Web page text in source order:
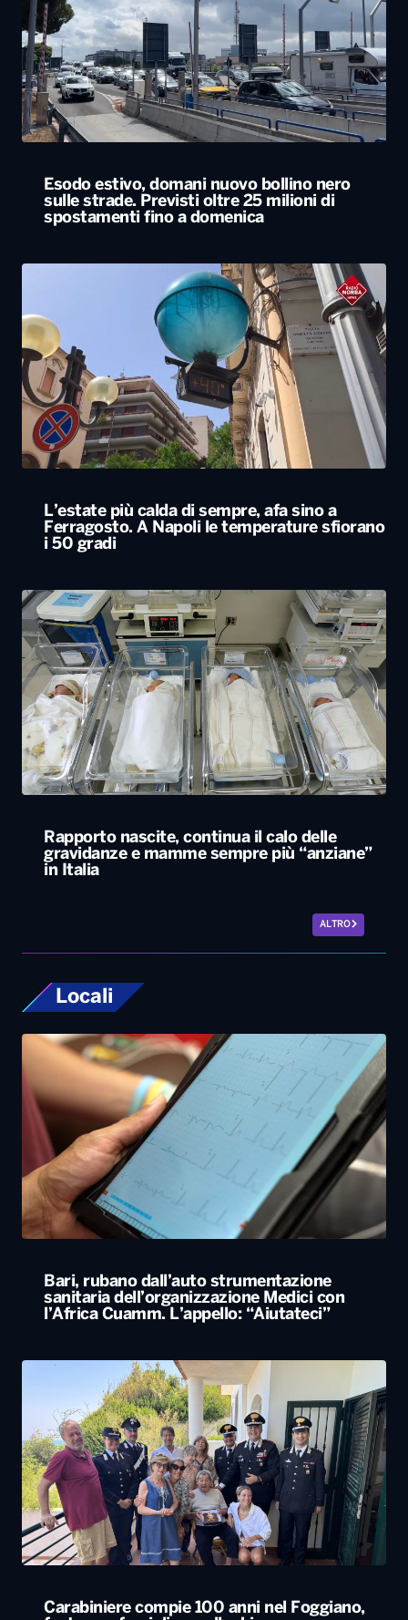
Esodo estivo, domani nuovo bollino nero
sulle strade. Previsti oltre 25 milioni di
spostamenti fino a domenica
L’estate più calda di sempre, afa sino a
Ferragosto. A Napoli le temperature sfiorano
i 50 gradi
Rapporto nascite, continua il calo delle
gravidanze e mamme sempre più “anziane”
in Italia
ALTRO
Locali
Bari, rubano dall’auto strumentazione
sanitaria dell’organizzazione Medici con
l’Africa Cuamm. L’appello: “Aiutateci”
Carabiniere compie 100 anni nel Foggiano,
festa con famiglia e colleghi